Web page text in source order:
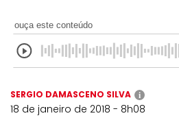
ouça este conteúdo
SERGIO DAMASCENO SILVA i
18 de janeiro de 2018 - 8h08